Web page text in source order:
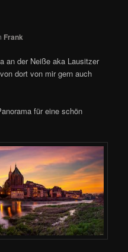
Frank
an der Neiße aka Lausitzer
dort von mir gern auch
für eine schön